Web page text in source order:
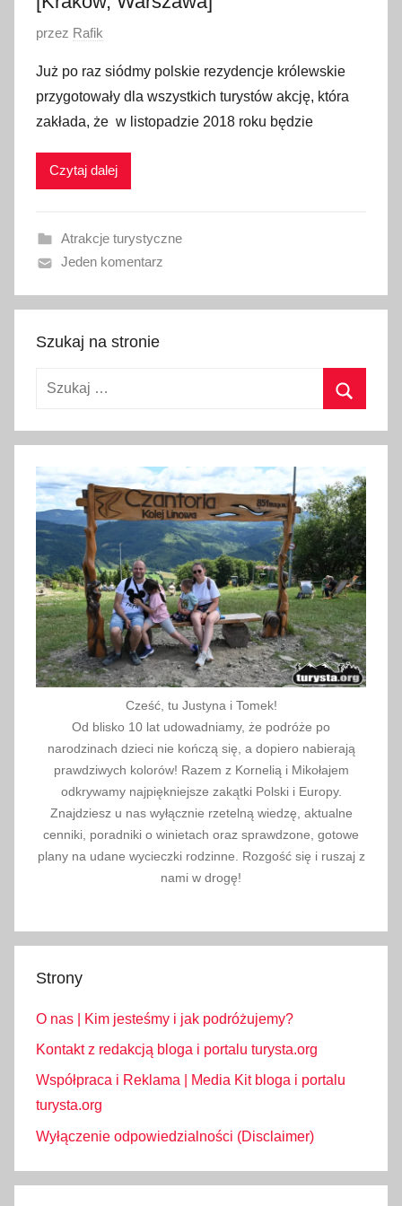
2
0
9
O
u
b
l
i
a
n
2
4
d
i
e
r
i
k
a
2
0
1
przez Rafik
Już po raz siódmy polskie rezydencje królewskie
przygotowały dla wszystkich turystów akcję, która
zakłada, że w listopadzie 2018 roku będzie
Czytaj dalej
Atrakcje turystyczne
Jeden komentarz
Szukaj na stronie
Szukaj:
Cześć, tu Justyna i Tomek!
Od blisko 10 lat udowadniamy, że podróże po
narodzinach dzieci nie kończą się, a dopiero nabierają
prawdziwych kolorów! Razem z Kornelią i Mikołajem
odkrywamy najpiękniejsze zakątki Polski i Europy.
Znajdziesz u nas wyłącznie rzetelną wiedzę, aktualne
cenniki, poradniki o winietach oraz sprawdzone, gotowe
plany na udane wycieczki rodzinne. Rozgość się i ruszaj z
nami w drogę!
Strony
O nas | Kim jesteśmy i jak podróżujemy?
Kontakt z redakcją bloga i portalu turysta.org
Współpraca i Reklama | Media Kit bloga i portalu
turysta.org
Wyłączenie odpowiedzialności (Disclaimer)